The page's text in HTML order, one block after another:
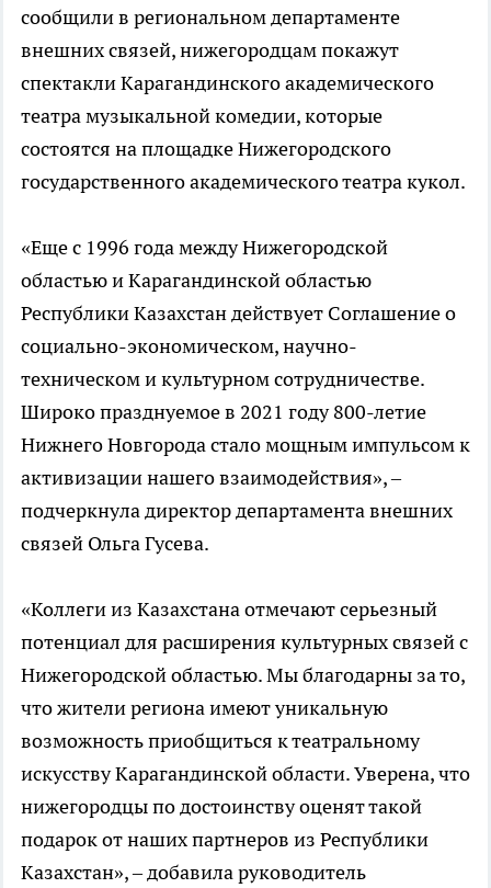
сообщили в региональном департаменте
внешних связей, нижегородцам покажут
спектакли Карагандинского академического
театра музыкальной комедии, которые
состоятся на площадке Нижегородского
государственного академического театра кукол.
«Еще с 1996 года между Нижегородской
областью и Карагандинской областью
Республики Казахстан действует Соглашение о
социально-экономическом, научно-
техническом и культурном сотрудничестве.
Широко празднуемое в 2021 году 800-летие
Нижнего Новгорода стало мощным импульсом к
активизации нашего взаимодействия», –
подчеркнула директор департамента внешних
связей Ольга Гусева.
«Коллеги из Казахстана отмечают серьезный
потенциал для расширения культурных связей с
Нижегородской областью. Мы благодарны за то,
что жители региона имеют уникальную
возможность приобщиться к театральному
искусству Карагандинской области. Уверена, что
нижегородцы по достоинству оценят такой
подарок от наших партнеров из Республики
Казахстан», – добавила руководитель